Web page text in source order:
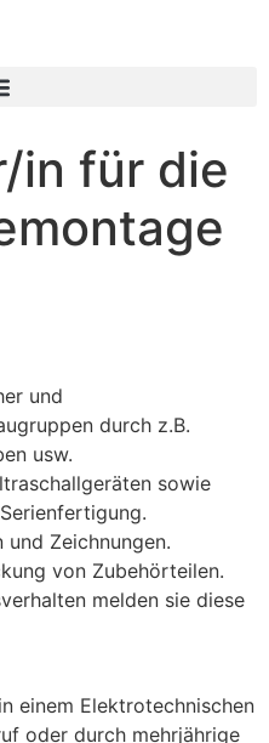
in für die
und
durch z.B.
usw.
sowie
und Zeichnungen.
von Zubehörteilen.
melden sie diese
einem Elektrotechnischen
oder durch mehrjährige